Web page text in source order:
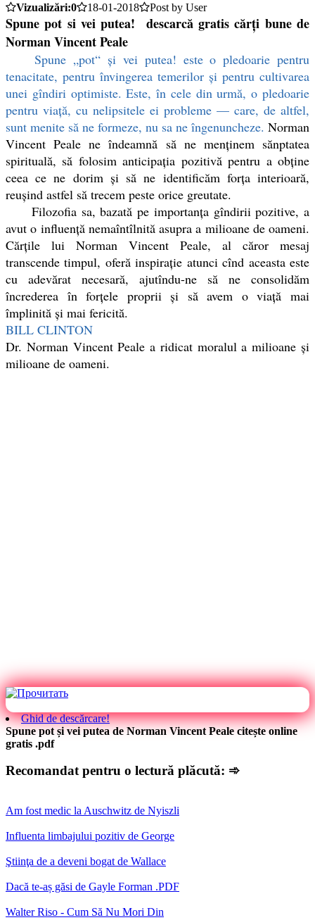
Vizualizări:0
18-01-2018 Post by User
Spune pot si vei putea! descarcă gratis cărți bune de
Norman Vincent Peale
Spune „pot“ și vei putea! este o pledoarie pentru
tenacitate, pentru învingerea temerilor și pentru cultivarea
unei gîndiri optimiste. Este, în cele din urmă, o pledoarie
pentru viață, cu nelipsitele ei probleme — care, de altfel,
sunt menite să ne formeze, nu sa ne îngenuncheze. Norman
Vincent Peale ne îndeamnă să ne menținem sănptatea
spirituală, să folosim anticipația pozitivă pentru a obține
ceea ce ne dorim și să ne identificăm forța interioară,
reușind astfel să trecem peste orice greutate.
Filozofia sa, bazată pe importanța gîndirii pozitive, a
avut o influență nemaîntîlnită asupra a milioane de oameni.
Cărțile lui Norman Vincent Peale, al căror mesaj
transcende timpul, oferă inspirație atunci cînd aceasta este
cu adevărat necesară, ajutîndu-ne să ne consolidăm
încrederea în forțele proprii și să avem o viață mai
împlinită și mai fericită.
BILL CLINTON
Dr. Norman Vincent Peale a ridicat moralul a milioane și
milioane de oameni.
Ghid de descărcare!
Spune pot și vei putea de Norman Vincent Peale citește online
gratis .pdf
Recomandat pentru o lectură plăcută: ➾
Am ​fost medic la Auschwitz de Nyiszli
Influenta limbajului pozitiv de George
Ştiinţa de a deveni bogat de Wallace
Dacă te-aș găsi de Gayle Forman .PDF
Walter Riso - Cum Să Nu Mori Din